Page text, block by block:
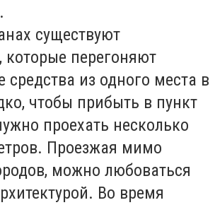
существуют
которые перегоняют
средства из одного места в
чтобы прибыть в пункт
проехать несколько
Проезжая мимо
можно любоваться
Во время